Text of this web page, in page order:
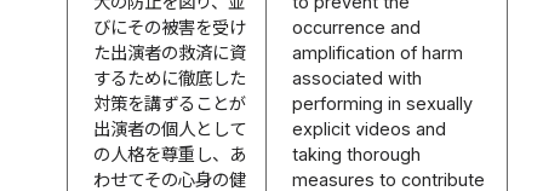
びにその被害を受け
た出演者の救済に資
するために徹底した
対策を講ずることが
出演者の個人として
の人格を尊重し、あ
わせてその心身の健
occurrence and
amplification of harm
associated with
performing in sexually
explicit videos and
taking thorough
measures to contribute